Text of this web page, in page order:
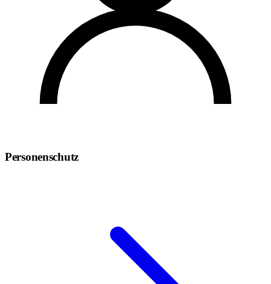
Personenschutz